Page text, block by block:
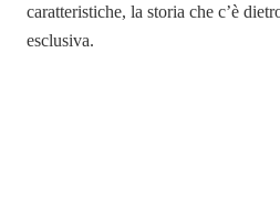
caratteristiche, la storia che c’è
esclusiva.